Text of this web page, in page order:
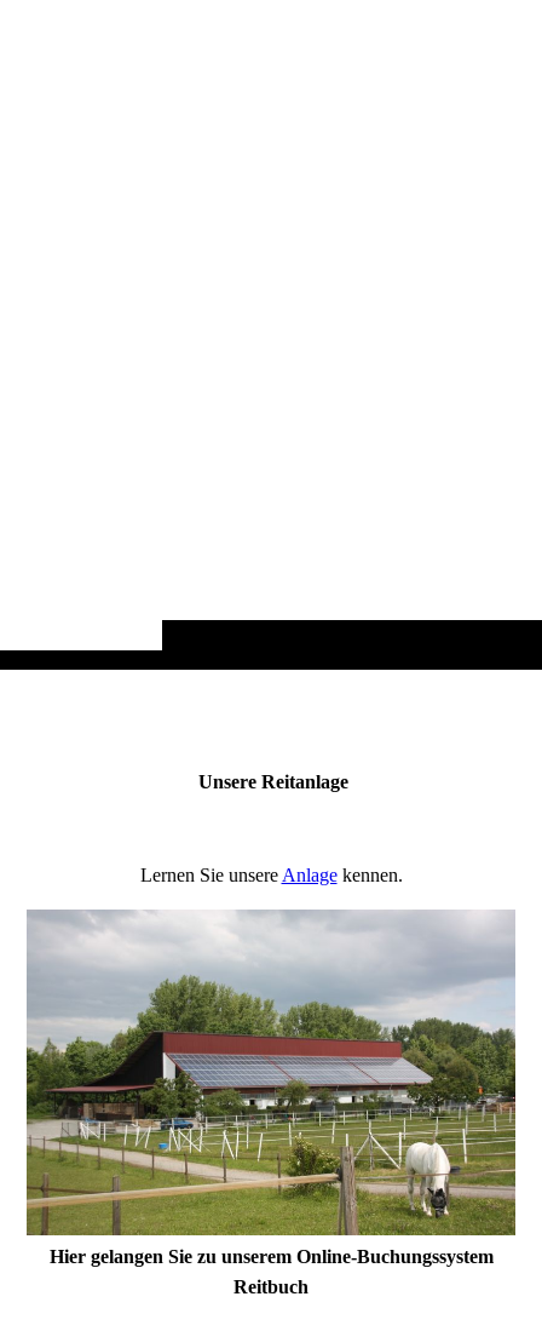
Unsere Reitanlage
Lernen Sie unsere Anlagekennen.
Hier gelangen Sie zu unserem Online-Buchungssystem
Reitbuch